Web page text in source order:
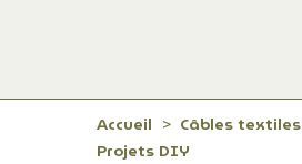
Accueil Câbles textiles
Projets DIY